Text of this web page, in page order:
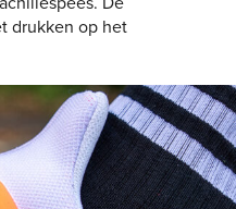
drukken op het